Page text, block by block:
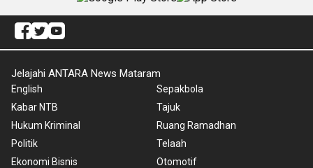
Jelajahi ANTARA News Mataram
English
Kabar NTB
Hukum Kriminal
Politik
Ekonomi Bisnis
Sepakbola
Tajuk
Ruang Ramadhan
Telaah
Otomotif